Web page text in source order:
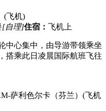
(飞机)
[自理]住宿： 飞机上
中心集中，由导游带领乘坐
搭乘此日凌晨国际航班飞往
萨利色尔卡（芬兰） (飞机